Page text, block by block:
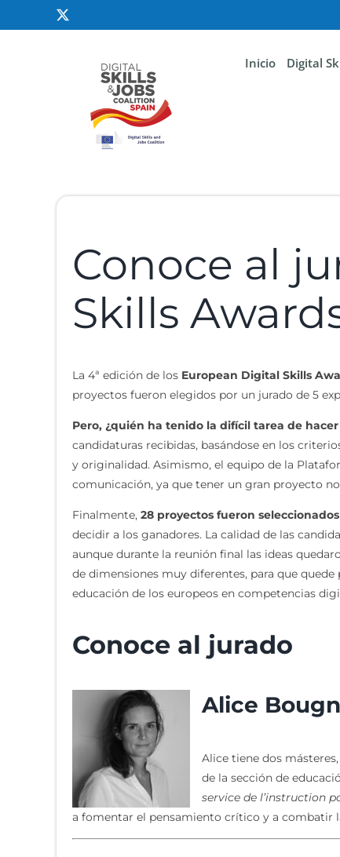
Inicio Digital
Conoce al
Skills
La 4ª edición de los European Digital Skills
proyectos fueron elegidos por un jurado de 5
Pero, ¿quién ha tenido la difícil tarea de hacer
candidaturas recibidas, basándose en los
y originalidad. Asimismo, el equipo de la
comunicación, ya que tener un gran proyecto
Finalmente, 28 proyectos fueron
decidir a los ganadores. La calidad de las
aunque durante la reunión final las ideas
de dimensiones muy diferentes, para que
educación de los europeos en competencias
Conoce al jurado
Alice
Alice tiene dos
de la sección de
service de l’instruction
a fomentar el pensamiento crítico y a combatir